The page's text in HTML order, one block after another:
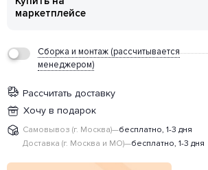
маркетплейсе
Сборка и монтаж (рассчитывается
менеджером)
Рассчитать доставку
Хочу в подарок
Самовывоз (г. Москва)—бесплатно, 1-3 дня
Доставка (г. Москва и МО)—бесплатно, 1-3 дня